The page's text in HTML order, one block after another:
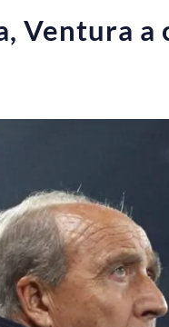
Ventura a